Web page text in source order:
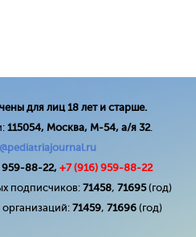
для лиц 18 лет и старше.
115054, Москва, М-54, а/я 32.
959-88-22, +7 (916) 959-88-22
подписчиков: 71458, 71695(год)
71459, 71696 (год)